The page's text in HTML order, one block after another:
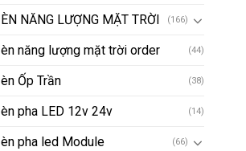
NĂNG LƯỢNG MẶT TRỜI (166)
năng lượng mặt trời order (44)
Ốp Trần (38)
pha LED 12v 24v (14)
pha led Module (66)